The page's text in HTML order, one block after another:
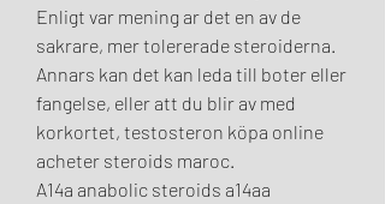
Enligt var mening ar det en av de
sakrare, mer tolererade steroiderna.
Annars kan det kan leda till boter eller
fangelse, eller att du blir av med
korkortet, testosteron köpa online
acheter steroids maroc.
A14a anabolic steroids a14aa